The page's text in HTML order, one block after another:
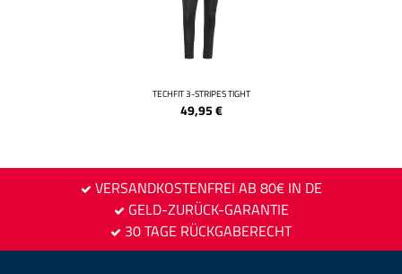
TECHFIT 3-STRIPES TIGHT
49,95€
VERSANDKOSTENFREI AB 80€ IN DE
GELD-ZURÜCK-GARANTIE
30 TAGE RÜCKGABERECHT